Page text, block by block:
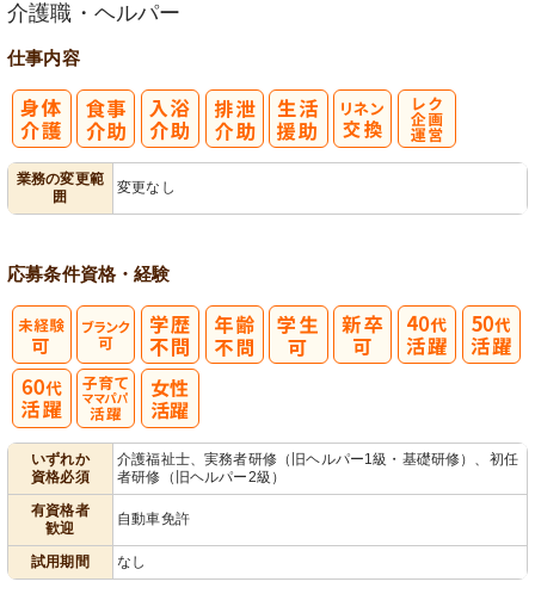
介護職・ヘルパー
仕事内容
業務の変更範
囲
変更なし
応募条件資格・経験
いずれか
資格必須
介護福祉士、実務者研修（旧ヘルパー1級・基礎研修）、初任
者研修（旧ヘルパー2級）
有資格者
歓迎
自動車免許
試用期間 なし